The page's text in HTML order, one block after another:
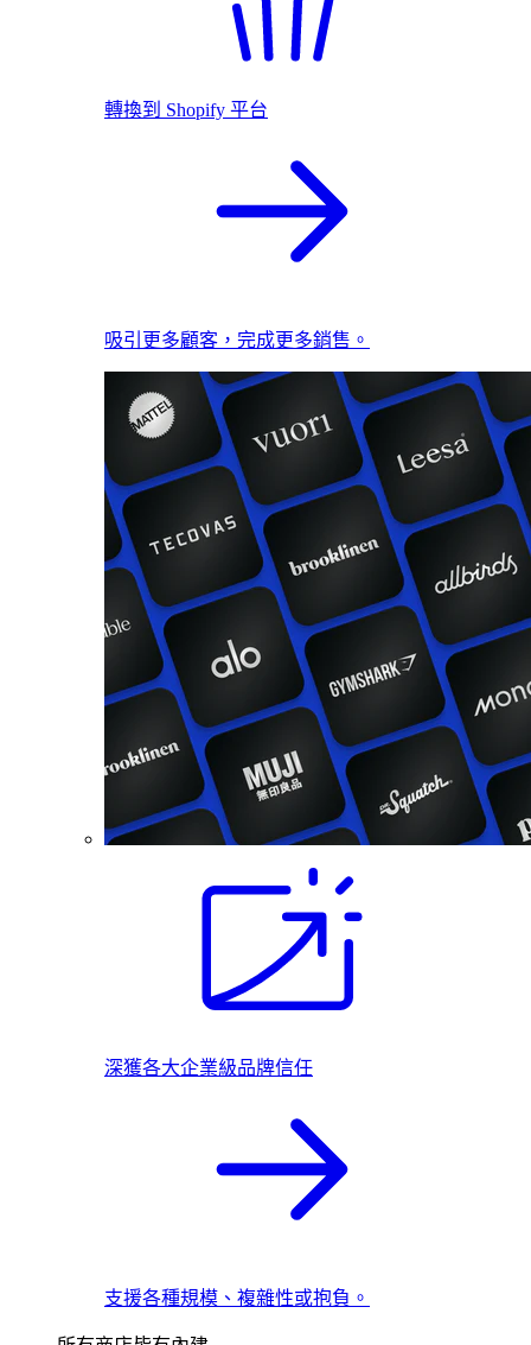
轉換到 Shopify 平台
吸引更多顧客，完成更多銷售。
深獲各大企業級品牌信任
支援各種規模、複雜性或抱負。